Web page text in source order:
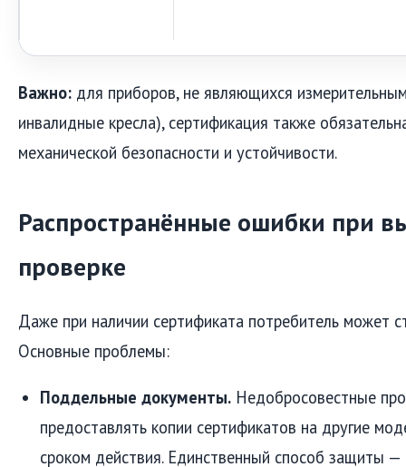
Важно: для приборов, не являющихся
инвалидные кресла), сертификация также
механической безопасности и устойчивости.
Распространённые ошибки при
проверке
Даже при наличии сертификата потребитель может
Основные проблемы:
Поддельные документы. Недобросовестные
предоставлять копии сертификатов на другие
сроком действия. Единственный способ защиты —